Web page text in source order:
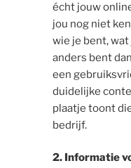
écht jouw
jou nog niet
wie je bent,
anders bent
een
duidelijke
plaatje toont
bedrijf.
2. Informatie